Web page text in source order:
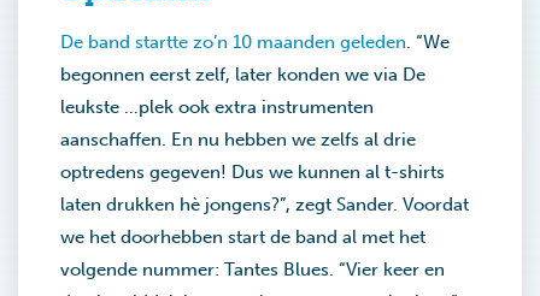
De band startte zo’n 10 maanden geleden. “We
begonnen eerst zelf, later konden we via De
leukste …plek ook extra instrumenten
aanschaffen. En nu hebben we zelfs al drie
optredens gegeven! Dus we kunnen al t-shirts
laten drukken hè jongens?”, zegt Sander. Voordat
we het doorhebben start de band al met het
volgende nummer: Tantes Blues. “Vier keer en